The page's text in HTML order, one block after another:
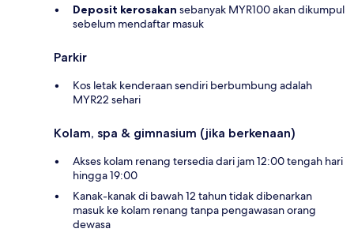
Deposit kerosakan sebanyak MYR100 akan dikumpul
sebelum mendaftar masuk
Parkir
Kos letak kenderaan sendiri berbumbung adalah
MYR22 sehari
Kolam, spa & gimnasium (jika berkenaan)
Akses kolam renang tersedia dari jam 12:00 tengah hari
hingga 19:00
Kanak-kanak di bawah 12 tahun tidak dibenarkan
masuk ke kolam renang tanpa pengawasan orang
dewasa